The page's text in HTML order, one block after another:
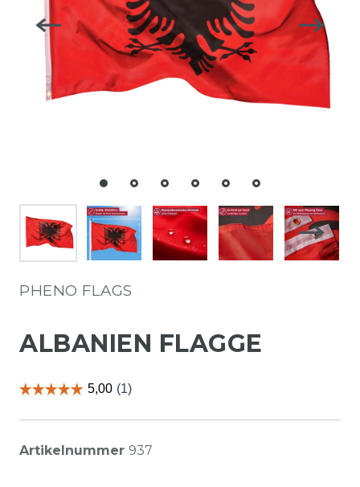
PHENO FLAGS
ALBANIEN FLAGGE
Artikelnummer 937